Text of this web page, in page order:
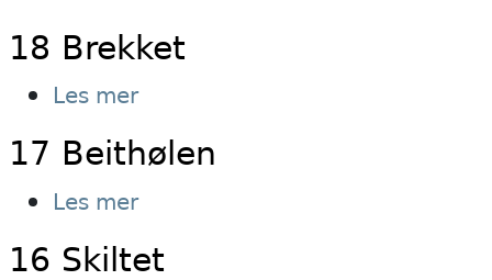
Brufosshølen
18 Brekket
Les merom
Brekket
17 Beithølen
Les merom
Beithølen
16 Skiltet